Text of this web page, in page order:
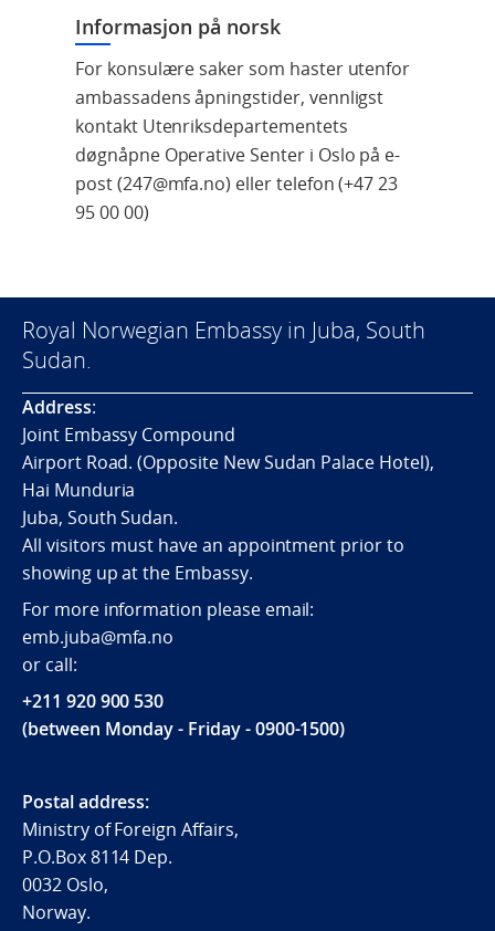
Informasjon på norsk
For konsulære saker som haster utenfor
ambassadens åpningstider, vennligst
kontakt Utenriksdepartementets
døgnåpne Operative Senter i Oslo på e-
post (247@mfa.no) eller telefon (+47 23
95 00 00)
Royal Norwegian Embassy in Juba, South
Sudan.
Address:
Joint Embassy Compound
Airport Road. (Opposite New Sudan Palace Hotel),
Hai Munduria
Juba, South Sudan.
All visitors must have an appointment prior to
showing up at the Embassy.
For more information please email:
emb.juba@mfa.no
or call:
+211 920 900 530
(between Monday - Friday - 0900-1500)
Postal address:
Ministry of Foreign Affairs,
P.O.Box 8114 Dep.
0032 Oslo,
Norway.